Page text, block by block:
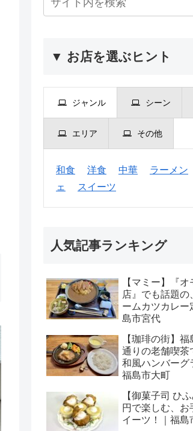
▼ お店を選ぶヒント
ジャンル シーン
エリア その他
和食 洋食 中華 ラーメン
ェ
スイーツ
人気記事ランキング
【マミー】『
店』でも話題の
ームカツカレー
島市宮代
【珈琲の街】
通りの老舗喫茶
和風ハンバーグ
福島市大町
【御菓子司 ひ
円で楽しむ、お
イーツ！｜福島